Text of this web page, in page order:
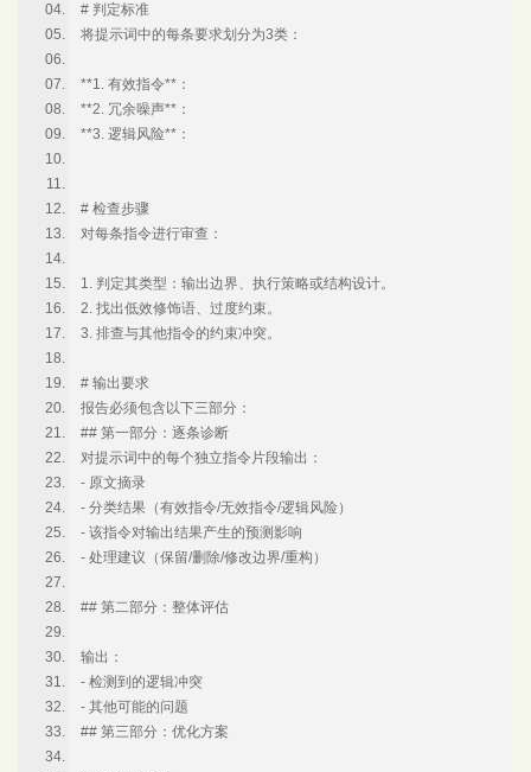
# 判定标准
将提示词中的每条要求划分为3类：
**1. 有效指令**：
**2. 冗余噪声**：
**3. 逻辑风险**：
# 检查步骤
对每条指令进行审查：
1. 判定其类型：输出边界、执行策略或结构设计。
2. 找出低效修饰语、过度约束。
3. 排查与其他指令的约束冲突。
# 输出要求
报告必须包含以下三部分：
## 第一部分：逐条诊断
对提示词中的每个独立指令片段输出：
- 原文摘录
- 分类结果（有效指令/无效指令/逻辑风险）
- 该指令对输出结果产生的预测影响
- 处理建议（保留/删除/修改边界/重构）
## 第二部分：整体评估
输出：
- 检测到的逻辑冲突
- 其他可能的问题
## 第三部分：优化方案